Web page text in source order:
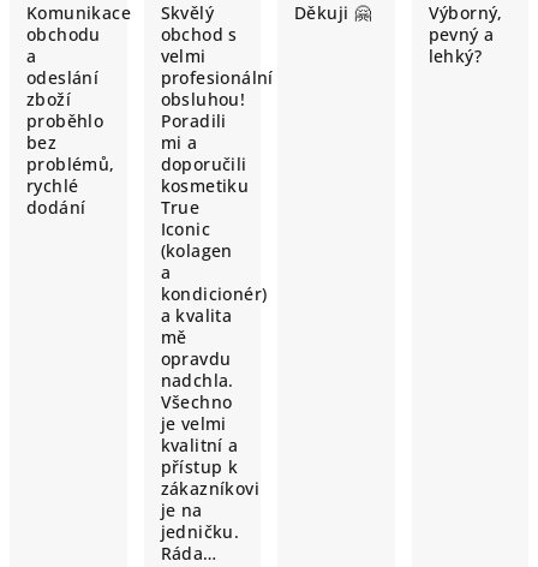
Komunikace
obchodu
a
odeslání
zboží
proběhlo
bez
problémů,
rychlé
dodání
Skvělý
obchod s
velmi
profesionální
obsluhou!
Poradili
mi a
doporučili
kosmetiku
True
Iconic
(kolagen
a
kondicionér)
a kvalita
mě
opravdu
nadchla.
Všechno
je velmi
kvalitní a
přístup k
zákazníkovi
je na
jedničku.
Ráda…
Děkuji 🤗
Výborný,
pevný a
lehký?